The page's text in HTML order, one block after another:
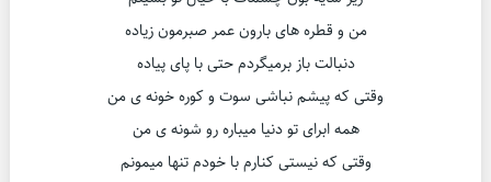
من و قطره های بارون عمر صبرمون زیاده
دنبالت باز برمیگردم حتی با پای پیاده
وقتی که پیشم نباشی سوت و کوره خونه ی من
همه ابرای تو دنیا میباره رو شونه ی من
وقتی که نیستی کنارم با خودم تنها میمونم